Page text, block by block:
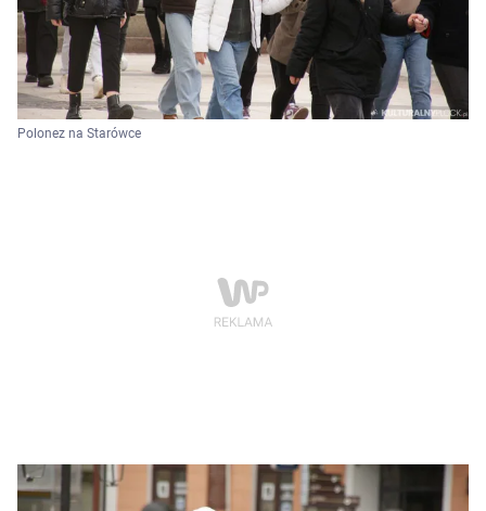
Polonez na Starówce